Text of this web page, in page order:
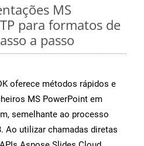
MS
para formatos de
a passo
oferece métodos rápidos e
MS PowerPoint em
semelhante ao processo
Ao utilizar chamadas diretas